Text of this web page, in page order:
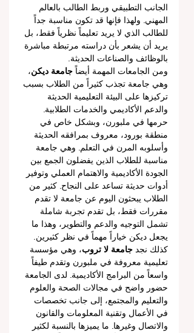
الجانب التطبيقي وربط الطالب بالعالم
المهني. ولهذا فإنها قد تكون مناسبة جداً
للطالب الذي لا يريد تعليماً نظرياً فقط، بل
يريد أن يشعر بأن دراسته مرتبطة مباشرة
بالوظائف والصناعات الحديثة.
ومن الجامعات المهمة أيضاً جامعة ديكن،
وهي جامعة تجذب كثيراً من الطلاب بسبب
تركيزها على البيئة التعليمية الحديثة
والدعم الأكاديمي والخدمات الطلابية.
حرمها في ملبورن، وبشكل خاص في
منطقة بورود، معروف بمرافقه الحديثة
وأسلوبه المرن في التعلم. وهي جامعة
مناسبة للطلاب الذين يفضلون الجمع بين
الجودة الأكاديمية والاهتمام العملي وتوفير
أدوات حديثة تساعد على النجاح. كثير من
الطلاب يبحثون اليوم عن جامعة لا تقدم
مقررات فقط، بل تقدم تجربة شاملة
تشمل التوجيه والدعم والتطوير، وهذا ما
يجعل ديكن خياراً مهماً في نظر كثيرين.
كذلك نجد جامعة لا تروب، وهي مؤسسة
تعليمية معروفة في ملبورن وتقدم طيفاً
واسعاً من البرامج الأكاديمية. لدى الجامعة
حضور واضح في مجالات الصحة والعلوم
والتعليم والمجتمع، إلى جانب تخصصات
في الأعمال وتقنية المعلومات والقانون
والاتصال وغيرها. ما يميزها بالنسبة لكثير